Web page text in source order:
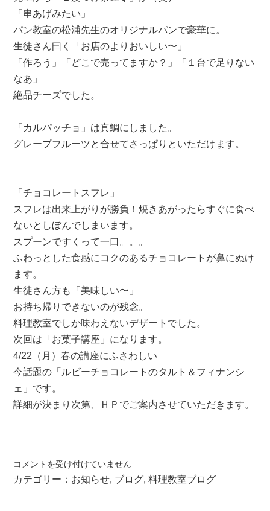
「串あげみたい」
パン教室の松浦先生のオリジナルパンで豪華に。
生徒さん曰く「お店のよりおいしい〜」
「作ろう」「どこで売ってますか？」「１台で足りない
なあ」
絶品チーズでした。
「カルパッチョ」は真鯛にしました。
グレープフルーツと合せてさっぱりといただけます。
「チョコレートスフレ」
スフレは出来上がりが勝負！焼きあがったらすぐに食べ
ないとしぼんでしまいます。
スプーンですくって一口。。。
ふわっとした食感にコクのあるチョコレートが鼻にぬけ
ます。
生徒さん方も「美味しい〜」
お持ち帰りできないのが残念。
料理教室でしか味わえないデザートでした。
次回は「お菓子講座」になります。
4/22（月）春の講座にふさわしい
今話題の「ルビーチョコレートのタルト＆フィナンシ
ェ」です。
詳細が決まり次第、ＨＰでご案内させていただきます。
チ
ー
コメントを受け付けていません
カテゴリー： お知らせ, ブログ,料理教室ブログ